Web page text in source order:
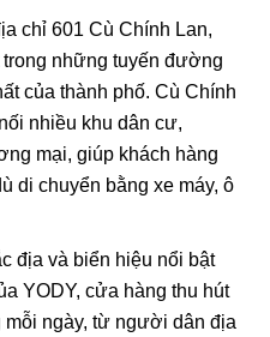
chỉ 601 Cù Chính Lan,
những tuyến đường
của thành phố. Cù Chính
nhiều khu dân cư,
mại, giúp khách hàng
di chuyển bằng xe máy, ô
địa và biển hiệu nổi bật
YODY, cửa hàng thu hút
ngày, từ người dân địa